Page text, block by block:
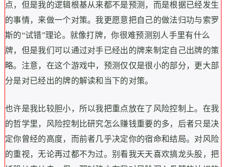
点，但是我的逻辑根基从来都不是预测，而是根据已经发生
的事情，来做一个对策。我更愿意把自己的做法归功与索罗
斯的“试错”理论。就像打牌，你很难预测别人手里有什么
牌，但是我们可以通过对手已经出的牌来制定自己出牌的策
略。注意，在这个游戏中，预测仅仅是很小的部分，更大部
分是对已经出的牌的解读和当下的对策。
也许是我比较胆小，所以我把重点放在了风险控制上。在我
的哲学里，风险控制比研究怎么赚钱重要的多，后者只是决
定你曾经的高度，而前者几乎决定你的宿命和结局。对风险
的重视，无论再过都不为过。别看我天天喜欢搞龙头股，把